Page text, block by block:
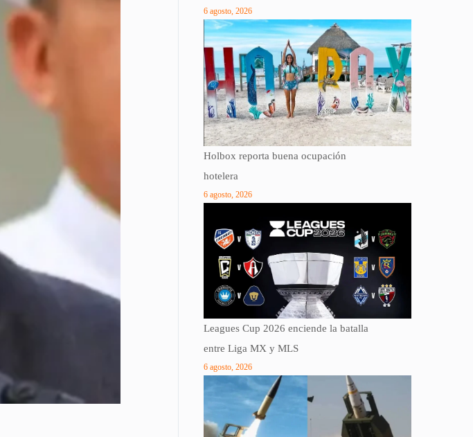
6 agosto, 2026
Holbox reporta buena ocupación
hotelera
6 agosto, 2026
Leagues Cup 2026 enciende la batalla
entre Liga MX y MLS
6 agosto, 2026